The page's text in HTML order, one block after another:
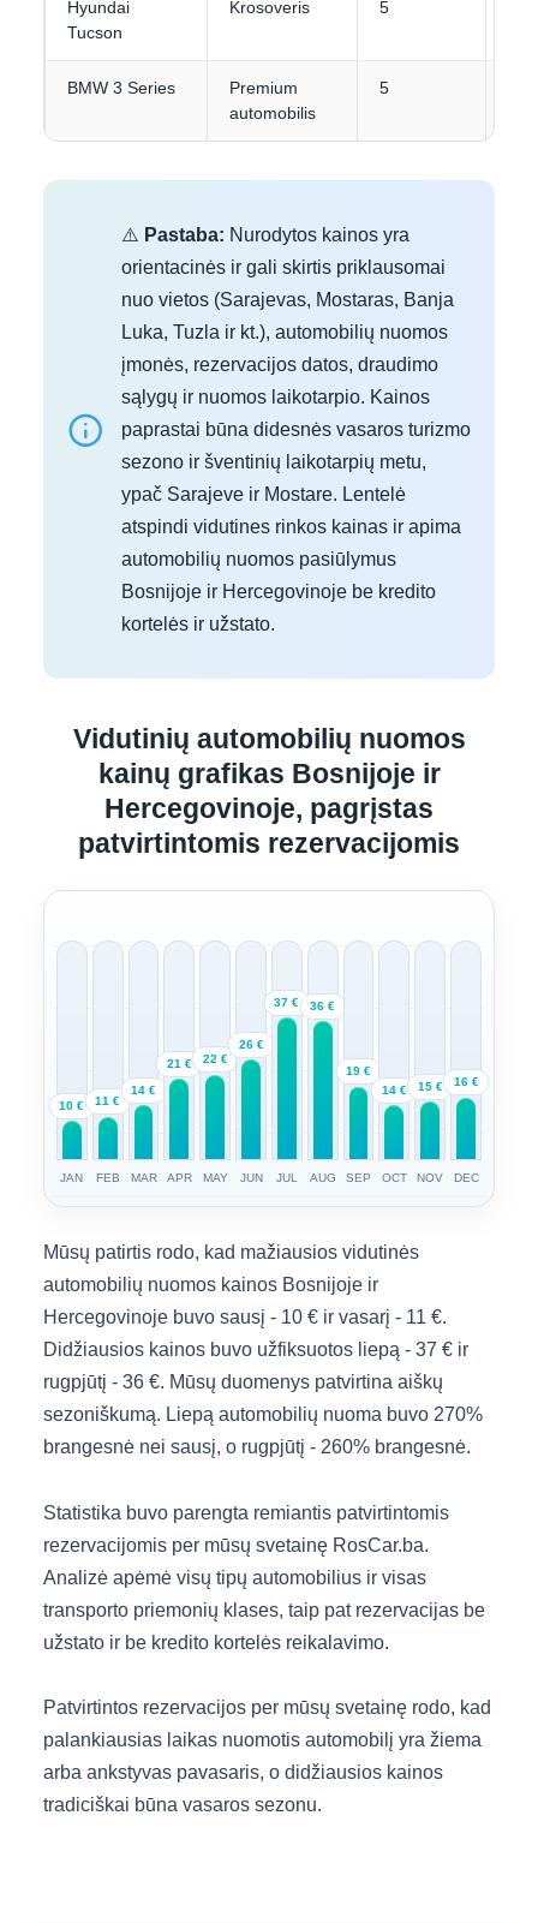
Hyundai
Tucson
Krosoveris 5
BMW 3 Series
Premium
automobilis
5
⚠️ Pastaba: Nurodytos kainos yra
orientacinės ir gali skirtis priklausomai
nuo vietos (Sarajevas, Mostaras, Banja
Luka, Tuzla ir kt.), automobilių nuomos
įmonės, rezervacijos datos, draudimo
sąlygų ir nuomos laikotarpio. Kainos
paprastai būna didesnės vasaros turizmo
sezono ir šventinių laikotarpių metu,
ypač Sarajeve ir Mostare. Lentelė
atspindi vidutines rinkos kainas ir apima
automobilių nuomos pasiūlymus
Bosnijoje ir Hercegovinoje be kredito
kortelės ir užstato.
Vidutinių automobilių nuomos
kainų grafikas Bosnijoje ir
Hercegovinoje, pagrįstas
patvirtintomis rezervacijomis
10 €
JAN
11 €
FEB
14 €
MAR
21 €
APR
22 €
MAY
26 €
JUN
37 €
JUL
36 €
AUG
19 €
SEP
14 €
OCT
15 €
NOV
16 €
DEC
Mūsų patirtis rodo, kad mažiausios vidutinės
automobilių nuomos kainos Bosnijoje ir
Hercegovinoje buvo sausį - 10 € ir vasarį - 11 €.
Didžiausios kainos buvo užfiksuotos liepą - 37 € ir
rugpjūtį - 36 €. Mūsų duomenys patvirtina aiškų
sezoniškumą. Liepą automobilių nuoma buvo 270%
brangesnė nei sausį, o rugpjūtį - 260% brangesnė.
Statistika buvo parengta remiantis patvirtintomis
rezervacijomis per mūsų svetainę RosCar.ba.
Analizė apėmė visų tipų automobilius ir visas
transporto priemonių klases, taip pat rezervacijas be
užstato ir be kredito kortelės reikalavimo.
Patvirtintos rezervacijos per mūsų svetainę rodo, kad
palankiausias laikas nuomotis automobilį yra žiema
arba ankstyvas pavasaris, o didžiausios kainos
tradiciškai būna vasaros sezonu.